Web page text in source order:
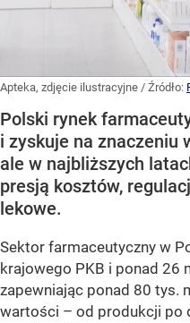
Apteka, zdjęcie ilustracyjne / Źródło:
Polski rynek
i zyskuje na znaczeniu
ale w najbliższych
presją kosztów,
lekowe.
Sektor farmaceutyczny w
krajowego PKB i ponad 26
zapewniając ponad 80 tys.
wartości – od produkcji po